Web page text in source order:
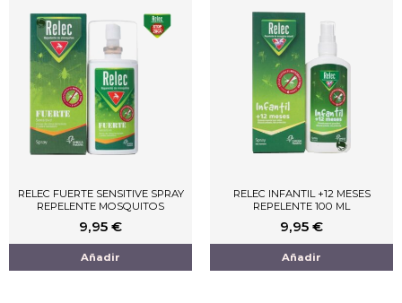
RELEC FUERTE SENSITIVE SPRAY
REPELENTE MOSQUITOS
9,95 €
Añadir
RELEC INFANTIL +12 MESES
REPELENTE 100 ML
9,95 €
Añadir